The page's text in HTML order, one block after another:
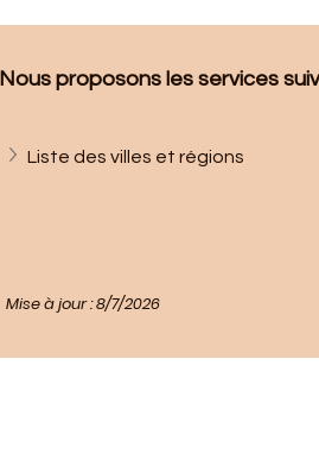
Nous proposons les services
Liste des villes et régions
Mise à jour : 8/7/2026